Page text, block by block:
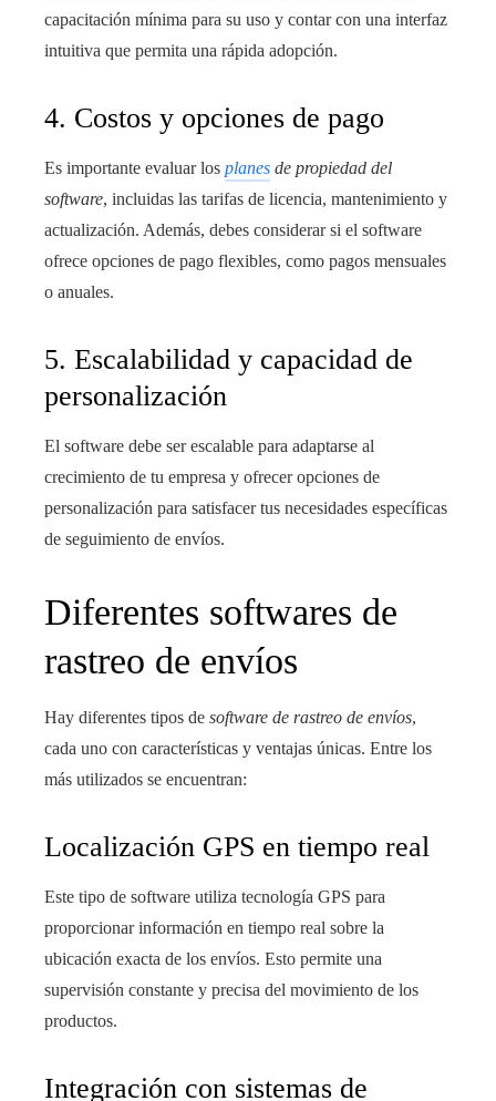
capacitación mínima para su uso y contar con una interfaz
intuitiva que permita una rápida adopción.
4. Costos y opciones de pago
Es importante evaluar los planes de propiedad del
software, incluidas las tarifas de licencia, mantenimiento y
actualización. Además, debes considerar si el software
ofrece opciones de pago flexibles, como pagos mensuales
o anuales.
5. Escalabilidad y capacidad de
personalización
El software debe ser escalable para adaptarse al
crecimiento de tu empresa y ofrecer opciones de
personalización para satisfacer tus necesidades específicas
de seguimiento de envíos.
Diferentes softwares de
rastreo de envíos
Hay diferentes tipos de software de rastreo de envíos,
cada uno con características y ventajas únicas. Entre los
más utilizados se encuentran:
Localización GPS en tiempo real
Este tipo de software utiliza tecnología GPS para
proporcionar información en tiempo real sobre la
ubicación exacta de los envíos. Esto permite una
supervisión constante y precisa del movimiento de los
productos.
Integración con sistemas de